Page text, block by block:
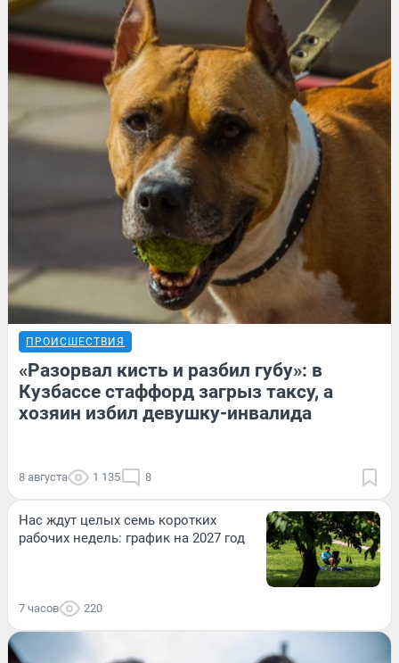
ПРОИСШЕСТВИЯ
«Разорвал кисть и разбил губу»: в
Кузбассе стаффорд загрыз таксу, а
хозяин избил девушку-инвалида
8 августа 1 135 8
Нас ждут целых семь коротких
рабочих недель: график на 2027 год
7 часов 220